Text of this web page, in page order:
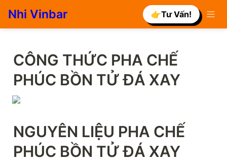
Nhi Vinbar 👉Tư Vấn!
CÔNG THỨC PHA CHẾ
PHÚC BỒN TỬ ĐÁ XAY
PHÚC BỒN TỬ ĐÁ XAY